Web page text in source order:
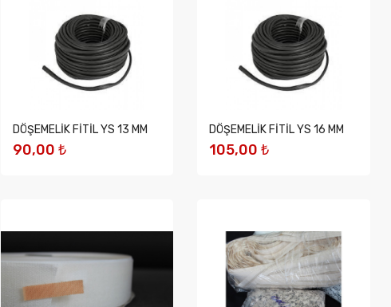
DÖŞEMELİK FİTİL YS 13 MM
90,00 ₺
DÖŞEMELİK FİTİL YS 16 MM
105,00 ₺